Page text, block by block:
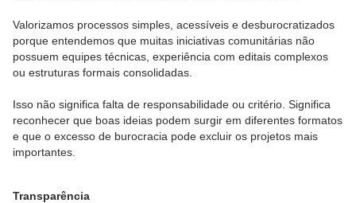
Valorizamos processos simples, acessíveis e desburocratizados
porque entendemos que muitas iniciativas comunitárias não
possuem equipes técnicas, experiência com editais complexos
ou estruturas formais consolidadas.
Isso não significa falta de responsabilidade ou critério. Significa
reconhecer que boas ideias podem surgir em diferentes formatos
e que o excesso de burocracia pode excluir os projetos mais
importantes.
Transparência